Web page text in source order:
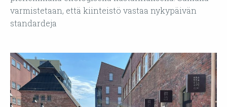
varmistetaan, että kiinteistö vastaa nykypäivän
standardeja